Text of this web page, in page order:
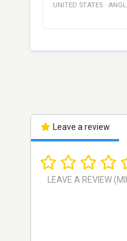
UNITED STATES ·
Leave a review